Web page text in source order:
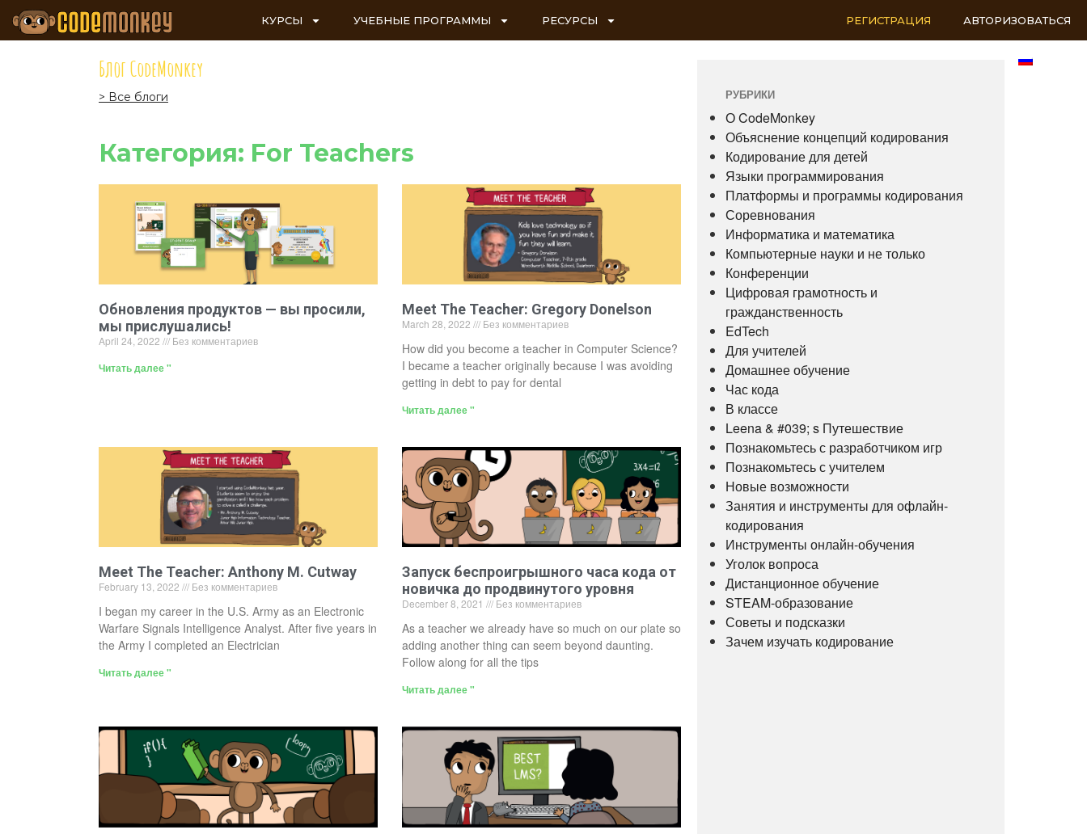
КУРСЫ УЧЕБНЫЕ ПРОГРАММЫ РЕСУРСЫ РЕГИСТРАЦИЯ АВТОРИЗОВАТЬСЯ
Блог CodeMonkey
> Все блоги
Категория: For Teachers
Обновления продуктов — вы просили,
мы прислушались!
April 24, 2022 Без комментариев
Читать далее "
Meet The Teacher: Gregory Donelson
March 28, 2022 Без комментариев
How did you become a teacher in Computer Science?
I became a teacher originally because I was avoiding
getting in debt to pay for dental
Читать далее "
Meet The Teacher: Anthony M. Cutway
February 13, 2022 Без комментариев
I began my career in the U.S. Army as an Electronic
Warfare Signals Intelligence Analyst. After five years in
the Army I completed an Electrician
Читать далее "
Запуск беспроигрышного часа кода от
новичка до продвинутого уровня
December 8, 2021 Без комментариев
As a teacher we already have so much on our plate so
adding another thing can seem beyond daunting.
Follow along for all the tips
Читать далее "
РУБРИКИ
О CodeMonkey
Объяснение концепций кодирования
Кодирование для детей
Языки программирования
Платформы и программы кодирования
Соревнования
Информатика и математика
Компьютерные науки и не только
Конференции
Цифровая грамотность и
гражданственность
EdTech
Для учителей
Домашнее обучение
Час кода
В классе
Leena & #039; s Путешествие
Познакомьтесь с разработчиком игр
Познакомьтесь с учителем
Новые возможности
Занятия и инструменты для офлайн-
кодирования
Инструменты онлайн-обучения
Уголок вопроса
Дистанционное обучение
STEAM-образование
Советы и подсказки
Зачем изучать кодирование